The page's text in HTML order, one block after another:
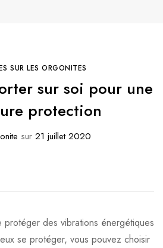
SUR LES ORGONITES
sur soi pour une
protection
sur21 juillet 2020
protéger des vibrations énergétiques
se protéger, vous pouvez choisir